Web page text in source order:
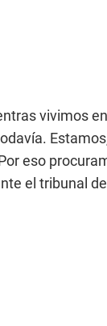
vivimos
eso
el tribunal